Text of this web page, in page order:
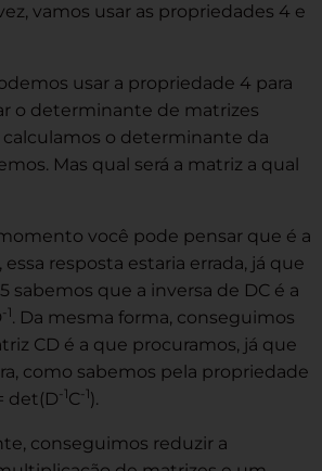
vamos usar as propriedades 4 e
usar a propriedade 4 para
o determinante de matrizes
calculamos o determinante da
Mas qual será a matriz a qual
você pode pensar que é a
essa resposta estaria errada, já que
sabemos que a inversa de DC é a
-1. Da mesma forma, conseguimos
CD é a que procuramos, já que
como sabemos pela propriedade
det(D-1C-1).
conseguimos reduzir a